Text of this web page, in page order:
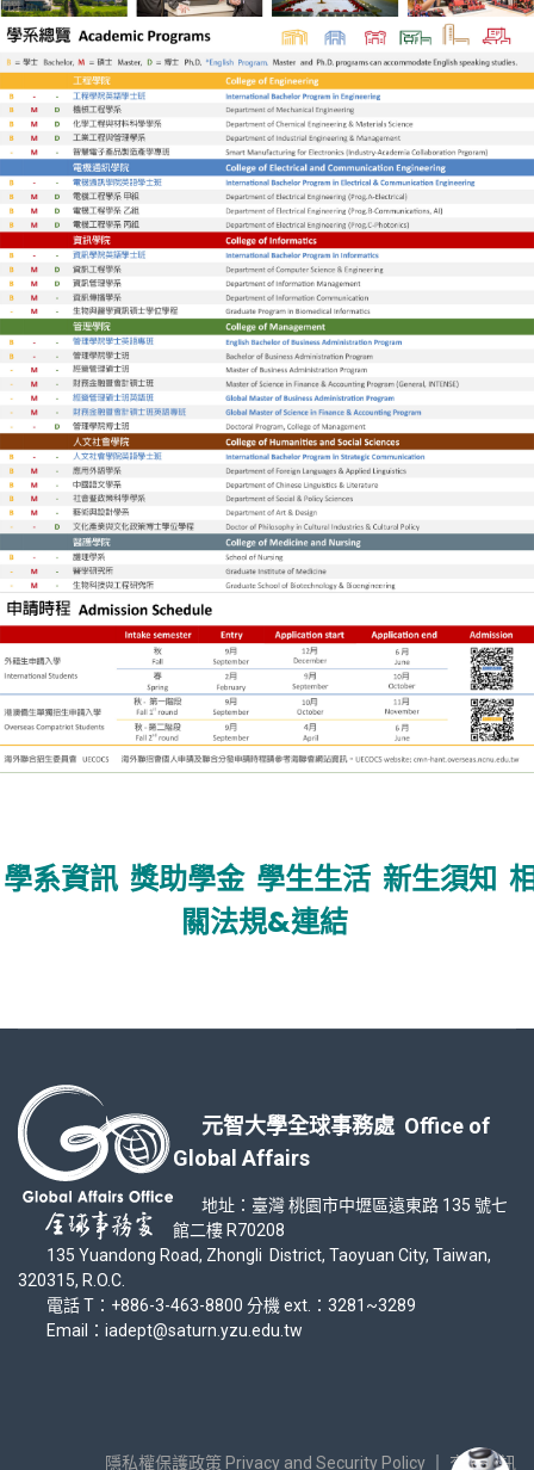
學系資訊 獎助學金 學生生活 新生須知
關法規&連結
元智大學全球事務處 Office of
Global Affairs
地址：臺灣 桃園市中壢區遠東路 135 號七
館二樓 R70208
135 Yuandong Road, Zhongli District, Taoyuan City, Taiwan,
320315, R.O.C.
電話 T：+886-3-463-8800 分機 ext.：3281~3289
Email：iadept@saturn.yzu.edu.tw
隱私權保護政策 Privacy and Security Policy 交通資訊